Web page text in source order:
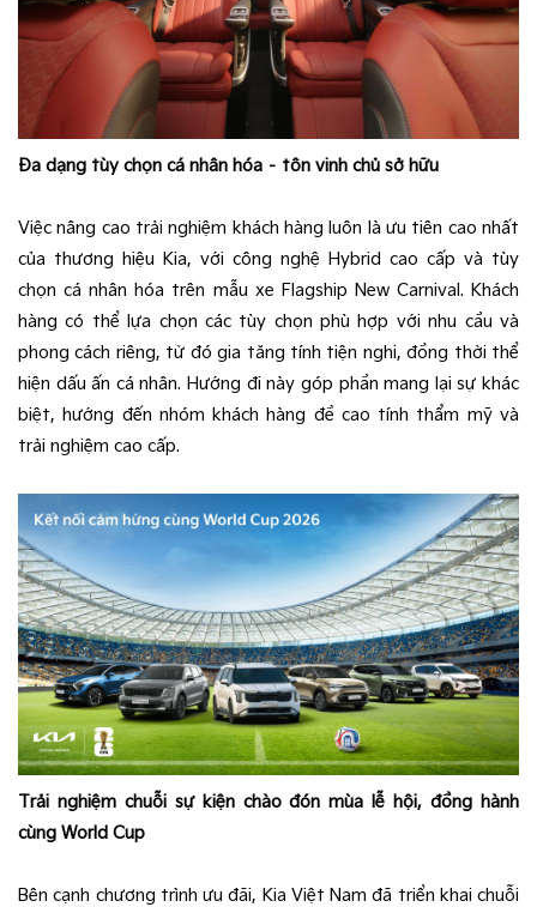
Đa dạng tùy chọn cá nhân hóa – tôn vinh chủ sở hữu
Việc nâng cao trải nghiệm khách hàng luôn là ưu tiên cao nhất
của thương hiệu Kia, với công nghệ Hybrid cao cấp và tùy
chọn cá nhân hóa trên mẫu xe Flagship New Carnival. Khách
hàng có thể lựa chọn các tùy chọn phù hợp với nhu cầu và
phong cách riêng, từ đó gia tăng tính tiện nghi, đồng thời thể
hiện dấu ấn cá nhân. Hướng đi này góp phần mang lại sự khác
biệt, hướng đến nhóm khách hàng đề cao tính thẩm mỹ và
trải nghiệm cao cấp.
Trải nghiệm chuỗi sự kiện chào đón mùa lễ hội, đồng hành
cùng World Cup
Bên cạnh chương trình ưu đãi, Kia Việt Nam đã triển khai chuỗi